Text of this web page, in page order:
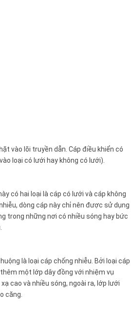
vào lõi truyền dẫn. Cáp điều khiển có
loại có lưới hay không có lưới).
có hai loại là cáp có lưới và cáp không
dòng cáp này chỉ nên được sử dụng
trong những nơi có nhiều sóng hay bức
là loại cáp chống nhiễu. Bởi loại cáp
một lớp dây đồng với nhiệm vụ
cao và nhiều sóng, ngoài ra, lớp lưới
căng.